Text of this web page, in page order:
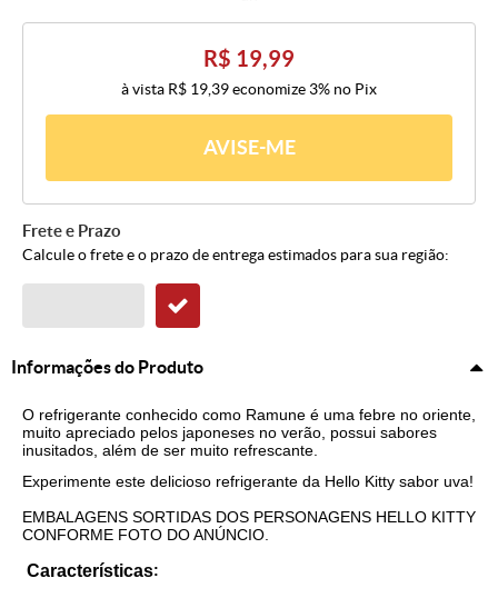
R$ 19,99
à vista R$ 19,39economize 3% no Pix
AVISE-ME
Frete e Prazo
Calcule o frete e o prazo de entrega estimados para sua região:
Informações do Produto
O refrigerante conhecido como Ramune é uma febre no oriente,
muito apreciado pelos japoneses no verão, possui sabores
inusitados, além de ser muito refrescante.
Experimente este delicioso refrigerante da Hello Kitty sabor uva!
EMBALAGENS SORTIDAS DOS PERSONAGENS HELLO KITTY
CONFORME FOTO DO ANÚNCIO.
Características: